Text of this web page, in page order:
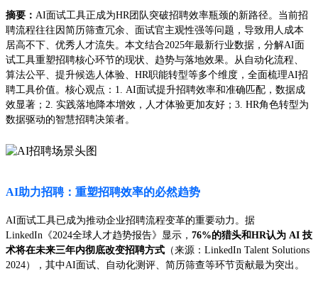
摘要： AI面试工具正成为HR团队突破招聘效率瓶颈的新路径。当前招
聘流程往往因简历筛查冗余、面试官主观性强等问题，导致用人成本
居高不下、优秀人才流失。本文结合2025年最新行业数据，分解AI面
试工具重塑招聘核心环节的现状、趋势与落地效果。从自动化流程、
算法公平、提升候选人体验、HR职能转型等多个维度，全面梳理AI招
聘工具价值。核心观点：1. AI面试提升招聘效率和准确匹配，数据成
效显著；2. 实践落地降本增效，人才体验更加友好；3. HR角色转型为
数据驱动的智慧招聘决策者。
AI助力招聘：重塑招聘效率的必然趋势
AI面试工具已成为推动企业招聘流程变革的重要动力。据
LinkedIn《2024全球人才趋势报告》显示， 76%的猎头和HR认为 AI 技
术将在未来三年内彻底改变招聘方式 （来源：LinkedIn Talent Solutions
2024），其中AI面试、自动化测评、简历筛查等环节贡献最为突出。